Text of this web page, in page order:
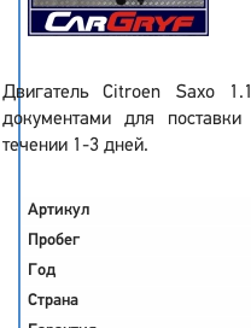
Двигатель Citroen Saxo
документами для
течении 1-3 дней.
Артикул
Пробег
Год
Страна